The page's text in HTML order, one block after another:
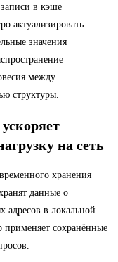
в кэше
актуализировать
значения
между
структуры.
на сеть
хранения
данные о
адресов в локальной
сохранённые